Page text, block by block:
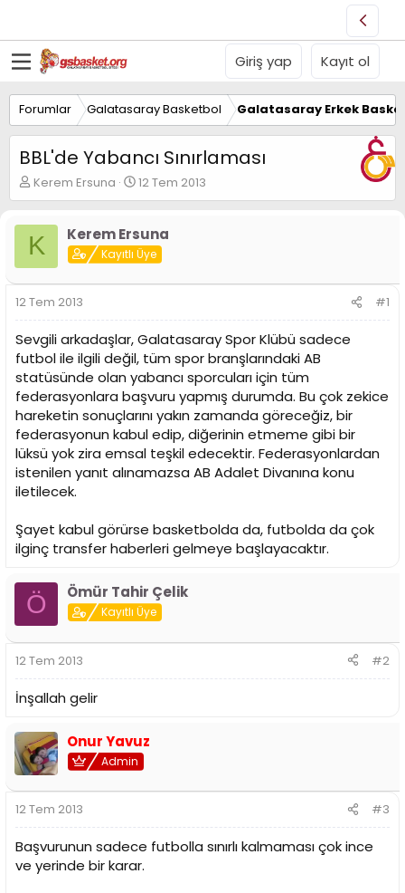
Giriş yap Kayıt ol
Forumlar Galatasaray Basketbol Galatasaray Erkek
BBL'de Yabancı Sınırlaması
K
o
u
y
B
a
ş
a
t
a
n
Kerem Ersuna
B
a
l
a
n
g
a
r
i
h
i
12 Tem 2013
K Kerem Ersuna
Kayıtlı Üye
12 Tem 2013 #1
Sevgili arkadaşlar, Galatasaray Spor Klübü sadece
futbol ile ilgili değil, tüm spor branşlarındaki AB
statüsünde olan yabancı sporcuları için tüm
federasyonlara başvuru yapmış durumda. Bu çok zekice
hareketin sonuçlarını yakın zamanda göreceğiz, bir
federasyonun kabul edip, diğerinin etmeme gibi bir
lüksü yok zira emsal teşkil edecektir. Federasyonlardan
istenilen yanıt alınamazsa AB Adalet Divanına konu
iletilecek.
Şayet kabul görürse basketbolda da, futbolda da çok
ilginç transfer haberleri gelmeye başlayacaktır.
Ö Ömür Tahir Çelik
Kayıtlı Üye
12 Tem 2013 #2
İnşallah gelir
Onur Yavuz
Admin
12 Tem 2013 #3
Başvurunun sadece futbolla sınırlı kalmaması çok ince
ve yerinde bir karar.